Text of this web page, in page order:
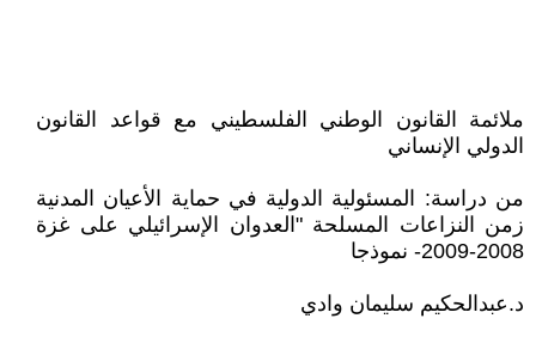
ملائمة القانون الوطني الفلسطيني مع قواعد القانون
الدولي الإنساني
من دراسة: المسئولية الدولية في حماية الأعيان المدنية
زمن النزاعات المسلحة "العدوان الإسرائيلي على غزة
2008-2009- نموذجا
د.عبدالحكيم سليمان وادي